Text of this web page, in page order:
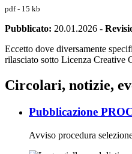
pdf - 15 kb
Pubblicato: 20.01.2026 -
Eccetto dove diversamente
rilasciato sotto Licenza Creative
Circolari, notizie,
Pubblicazione
Avviso procedura